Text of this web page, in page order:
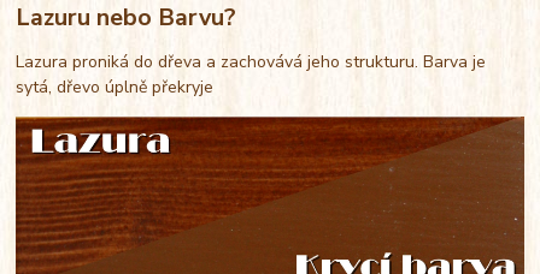
Lazuru nebo Barvu?
Lazura proniká do dřeva a zachovává jeho strukturu. Barva je
sytá, dřevo úplně překryje